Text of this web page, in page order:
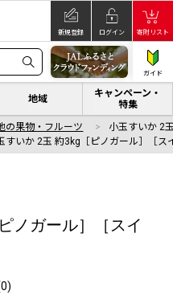
新規登録 ログイン 寄附リスト
ガイド
地域
キャンペーン・
特集
の果物・フルーツ
小玉すいか 2
すいか 2玉 約3kg［ピノガール］［ス
ノガール］［スイ
0)